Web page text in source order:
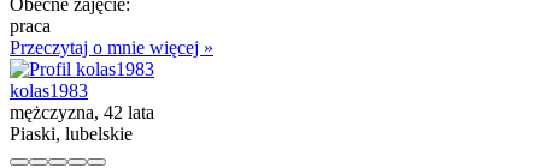
praca
Przeczytaj o mnie więcej »
kolas1983
mężczyzna, 42 lata
Piaski, lubelskie